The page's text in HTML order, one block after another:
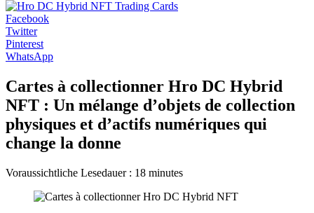
Facebook
Twitter
Pinterest
WhatsApp
Cartes à collectionner Hro DC Hybrid
NFT : Un mélange d’objets de collection
physiques et d’actifs numériques qui
change la donne
Voraussichtliche Lesedauer : 18 minutes